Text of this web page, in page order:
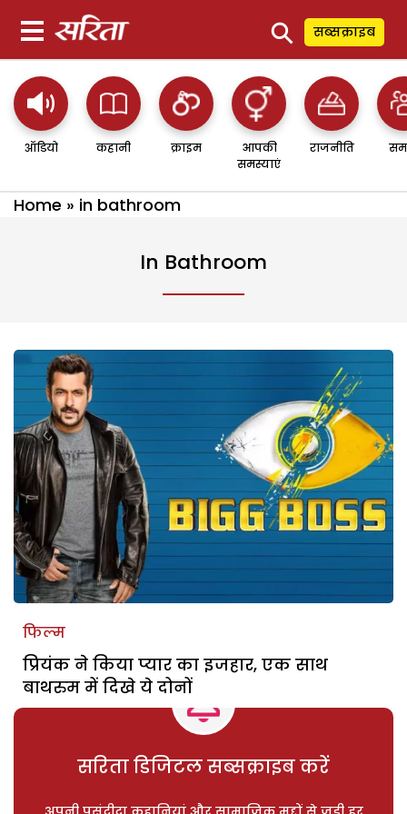
⚲ सब्सक्राइब
ऑडियो कहानी क्राइम
आपकी
समस्याएं
राजनीति
Home » in bathroom
In Bathroom
फिल्म
प्रियंक ने किया प्यार का इजहार, एक साथ
बाथरुम में दिखे ये दोनों
सरिता डिजिटल सब्सक्राइब करें